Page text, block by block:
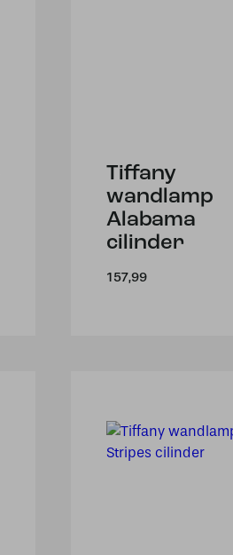
Tiffany
wandlamp
Alabama
cilinder
157,99